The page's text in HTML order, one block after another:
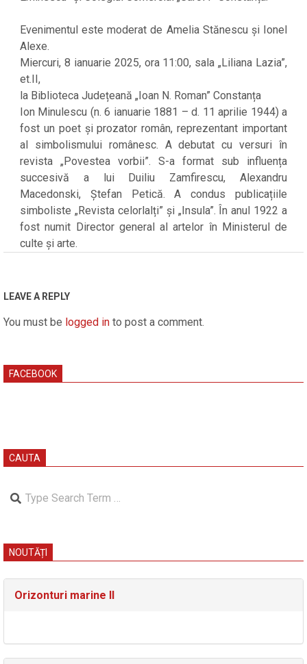
Evenimentul este moderat de Amelia Stănescu și Ionel
Alexe.
Miercuri, 8 ianuarie 2025, ora 11:00, sala „Liliana Lazia”,
et.II,
la Biblioteca Județeană „Ioan N. Roman” Constanța
Ion Minulescu (n. 6 ianuarie 1881 – d. 11 aprilie 1944) a
fost un poet și prozator român, reprezentant important
al simbolismului românesc. A debutat cu versuri în
revista „Povestea vorbii”. S-a format sub influența
succesivă a lui Duiliu Zamfirescu, Alexandru
Macedonski, Ștefan Petică. A condus publicațiile
simboliste „Revista celorlalți” și „Insula”. În anul 1922 a
fost numit Director general al artelor în Ministerul de
culte și arte.
03
LEAVE A REPLY
You must be logged in to post a comment.
FACEBOOK
CAUTA
Search
NOUTĂȚI
Orizonturi marine II